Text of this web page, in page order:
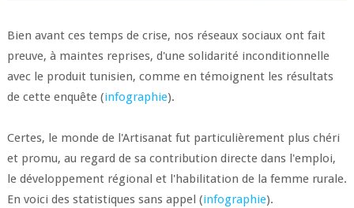
Bien avant ces temps de crise, nos réseaux sociaux ont fait
preuve, à maintes reprises, d'une solidarité inconditionnelle
avec le produit tunisien, comme en témoignent les résultats
de cette enquête (infographie).
Certes, le monde de l'Artisanat fut particulièrement plus chéri
et promu, au regard de sa contribution directe dans l'emploi,
le développement régional et l'habilitation de la femme rurale.
En voici des statistiques sans appel (infographie).